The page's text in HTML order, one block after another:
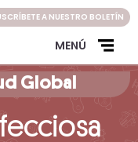
A NUESTRO BOLETÍN
MENÚ
Global